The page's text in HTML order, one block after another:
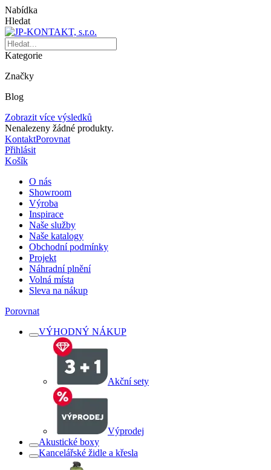
Nabídka
Hledat
Kategorie
Značky
Blog
Zobrazit více výsledků
Nenalezeny žádné produkty.
KontaktPorovnat
Přihlásit
Košík
O nás
Showroom
Výroba
Inspirace
Naše služby
Naše katalogy
Obchodní podmínky
Projekt
Náhradní plnění
Volná místa
Sleva na nákup
Porovnat
VÝHODNÝ NÁKUP
Akční sety
Výprodej
Akustické boxy
Kancelářské židle a křesla